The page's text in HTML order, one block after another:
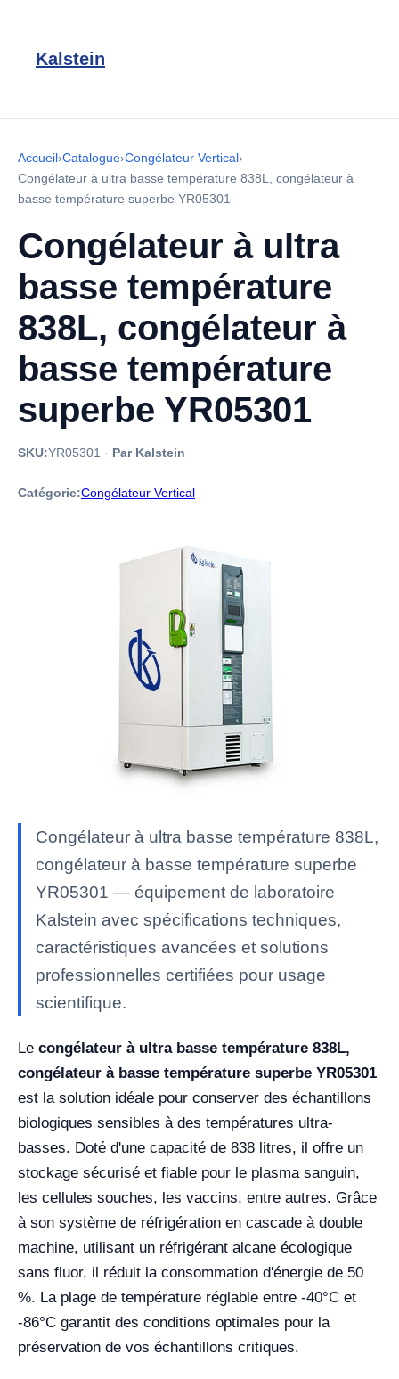
Kalstein
Accueil›Catalogue›Congélateur Vertical›
Congélateur à ultra basse température 838L, congélateur à
basse température superbe YR05301
Congélateur à ultra
basse température
838L, congélateur à
basse température
superbe YR05301
SKU:YR05301 · Par Kalstein
Catégorie:Congélateur Vertical
Congélateur à ultra basse température 838L,
congélateur à basse température superbe
YR05301 — équipement de laboratoire
Kalstein avec spécifications techniques,
caractéristiques avancées et solutions
professionnelles certifiées pour usage
scientifique.
Le congélateur à ultra basse température 838L,
congélateur à basse température superbe YR05301
est la solution idéale pour conserver des échantillons
biologiques sensibles à des températures ultra-
basses. Doté d'une capacité de 838 litres, il offre un
stockage sécurisé et fiable pour le plasma sanguin,
les cellules souches, les vaccins, entre autres. Grâce
à son système de réfrigération en cascade à double
machine, utilisant un réfrigérant alcane écologique
sans fluor, il réduit la consommation d'énergie de 50
%. La plage de température réglable entre -40°C et
-86°C garantit des conditions optimales pour la
préservation de vos échantillons critiques.